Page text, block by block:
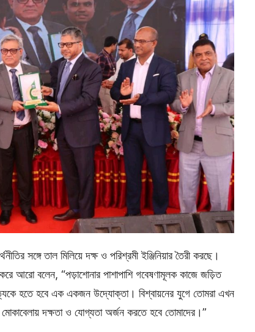
সঙ্গে তাল মিলিয়ে দক্ষ ও পরিশ্রমী ইঞ্জিনিয়ার তৈরী করছে।
আরো বলেন, “পড়াশোনার পাশাপাশি গবেষণামূলক কাজে জড়িত
হতে হবে এক একজন উদ্যোক্তা। বিশ্বায়নের যুগে তোমরা এখন
মোকাবেলায় দক্ষতা ও যোগ্যতা অর্জন করতে হবে তোমাদের।”